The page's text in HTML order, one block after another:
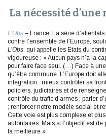
La nécessité
L’Obs – France. La série
contre l’ensemble de l’Europe,
L’Obs, qui appelle les Etats du
vigoureuse : « Aucun pays n’a la
pour faire face seul. (…) Face à
qu’être commune. L’Europe doit
intégration : mieux contrôler sa
policiers, judiciaires et de
contrôle du trafic d’armes ; parler
; renforcer notre modèle social et
Cette voie est plus complexe et
autoritaires. Mais si l’objectif est
la meilleure.»